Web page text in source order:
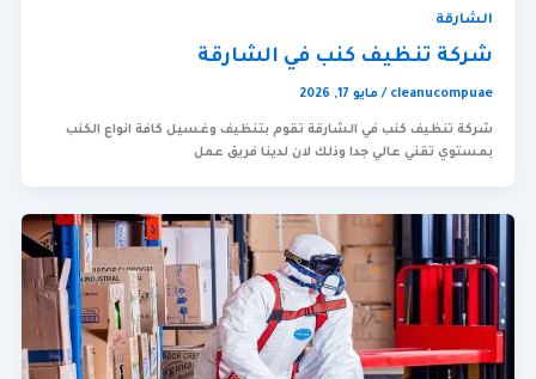
الشارقة
شركة تنظيف كنب في الشارقة
cleanucompuae
/ مايو 17, 2026
شركة تنظيف كنب في الشارقة تقوم بتنظيف وغسيل كافة انواع الكنب
بمستوي تقني عالي جدا وذلك لان لدينا فريق عمل